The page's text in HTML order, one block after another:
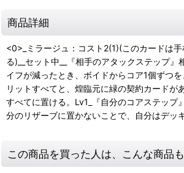
商品詳細
<0>_ミラージュ：コスト2(1)(このカードは手
る)__セット中__『相手のアタックステップ』
イフが減ったとき、ボイドからコア1個ずつ
リットすべてと、煌臨元に緑の契約カードが
すべてに置ける。Lv1_『自分のコアステップ
分のリザーブに置かないことで、自分はデッ
この商品を買った人は、こんな商品